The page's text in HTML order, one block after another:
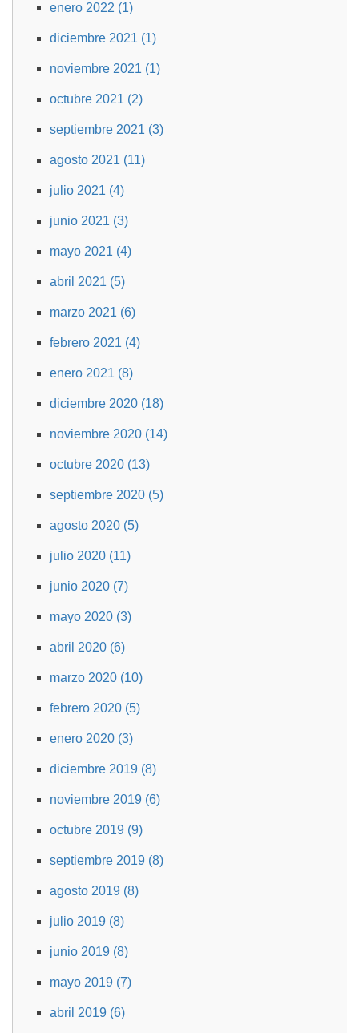
enero 2022 (1)
diciembre 2021 (1)
noviembre 2021 (1)
octubre 2021 (2)
septiembre 2021 (3)
agosto 2021 (11)
julio 2021 (4)
junio 2021 (3)
mayo 2021 (4)
abril 2021 (5)
marzo 2021 (6)
febrero 2021 (4)
enero 2021 (8)
diciembre 2020 (18)
noviembre 2020 (14)
octubre 2020 (13)
septiembre 2020 (5)
agosto 2020 (5)
julio 2020 (11)
junio 2020 (7)
mayo 2020 (3)
abril 2020 (6)
marzo 2020 (10)
febrero 2020 (5)
enero 2020 (3)
diciembre 2019 (8)
noviembre 2019 (6)
octubre 2019 (9)
septiembre 2019 (8)
agosto 2019 (8)
julio 2019 (8)
junio 2019 (8)
mayo 2019 (7)
abril 2019 (6)